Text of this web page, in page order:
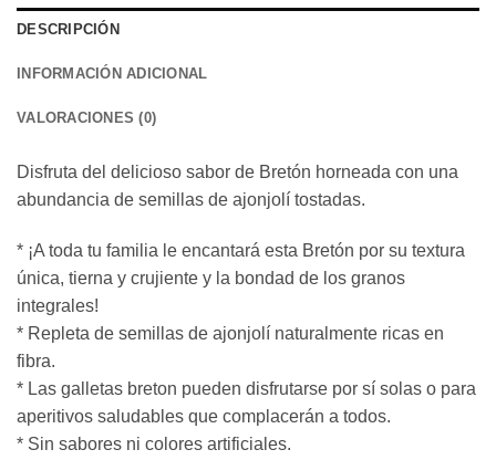
DESCRIPCIÓN
INFORMACIÓN ADICIONAL
VALORACIONES (0)
Disfruta del delicioso sabor de Bretón horneada con una
abundancia de semillas de ajonjolí tostadas.
* ¡A toda tu familia le encantará esta Bretón por su textura
única, tierna y crujiente y la bondad de los granos
integrales!
* Repleta de semillas de ajonjolí naturalmente ricas en
fibra.
* Las galletas breton pueden disfrutarse por sí solas o para
aperitivos saludables que complacerán a todos.
* Sin sabores ni colores artificiales.